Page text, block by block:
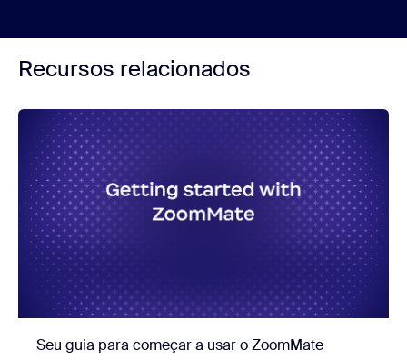
Recursos relacionados
Seu guia para começar a usar o ZoomMate